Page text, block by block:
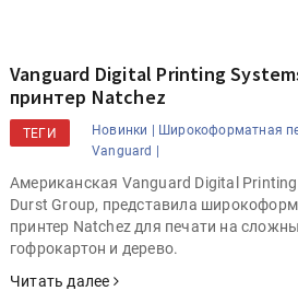
Vanguard Digital Printing
принтер Natchez
ТЕГИ Новинки | Широкоформатная
Vanguard |
Американская Vanguard Digital
Durst Group, представила
принтер Natchez для печати на
гофрокартон и дерево.
Читать далее